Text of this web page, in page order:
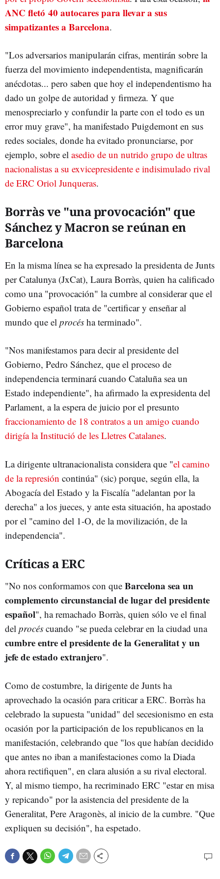
ANC fletó 40 autocares para llevar a sus
simpatizantes a Barcelona.
"Los adversarios manipularán cifras, mentirán sobre la
fuerza del movimiento independentista, magnificarán
anécdotas... pero saben que hoy el independentismo ha
dado un golpe de autoridad y firmeza. Y que
menospreciarlo y confundir la parte con el todo es un
error muy grave", ha manifestado Puigdemont en sus
redes sociales, donde ha evitado pronunciarse, por
ejemplo, sobre el asedio de un nutrido grupo de ultras
nacionalistas a su exvicepresidente e indisimulado rival
de ERC Oriol Junqueras.
Borràs ve "una provocación" que
Sánchez y Macron se reúnan en
Barcelona
En la misma línea se ha expresado la presidenta de Junts
per Catalunya (JxCat), Laura Borràs, quien ha calificado
como una "provocación" la cumbre al considerar que el
Gobierno español trata de "certificar y enseñar al
mundo que el procés ha terminado".
"Nos manifestamos para decir al presidente del
Gobierno, Pedro Sánchez, que el proceso de
independencia terminará cuando Cataluña sea un
Estado independiente", ha afirmado la expresidenta del
Parlament, a la espera de juicio por el presunto
fraccionamiento de 18 contratos a un amigo cuando
dirigía la Institució de les Lletres Catalanes.
La dirigente ultranacionalista considera que "el camino
de la represión continúa" (sic) porque, según ella, la
Abogacía del Estado y la Fiscalía "adelantan por la
derecha" a los jueces, y ante esta situación, ha apostado
por el "camino del 1-O, de la movilización, de la
independencia".
Críticas a ERC
"No nos conformamos con que Barcelona sea un
complemento circunstancial de lugar del presidente
español", ha remachado Borràs, quien sólo ve el final
del procés cuando "se pueda celebrar en la ciudad una
cumbre entre el presidente de la Generalitat y un
jefe de estado extranjero".
Como de costumbre, la dirigente de Junts ha
aprovechado la ocasión para criticar a ERC. Borràs ha
celebrado la supuesta "unidad" del secesionismo en esta
ocasión por la participación de los republicanos en la
manifestación, celebrando que "los que habían decidido
que antes no iban a manifestaciones como la Diada
ahora rectifiquen", en clara alusión a su rival electoral.
Y, al mismo tiempo, ha recriminado ERC "estar en misa
y repicando" por la asistencia del presidente de la
Generalitat, Pere Aragonès, al inicio de la cumbre. "Que
expliquen su decisión", ha espetado.